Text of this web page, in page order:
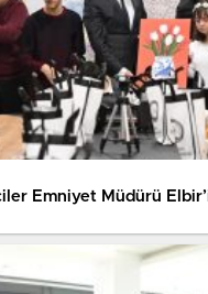
Emniyet Müdürü